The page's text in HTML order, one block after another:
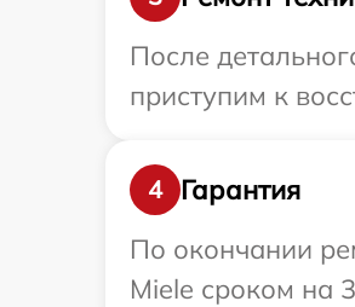
После
приступим к
4
Гарантия
По окончании
Miele сроком на